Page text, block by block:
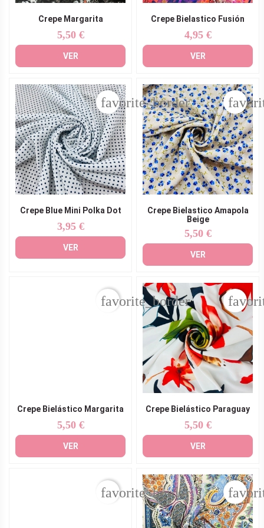
Crepe Margarita
Precio
5,50 €
VER
Crepe Bielastico Fusión
Precio
4,95 €
VER
Crepe Blue Mini Polka Dot
Precio
3,95 €
VER
favorite_border
Crepe Bielastico Amapola
Beige
Precio
5,50 €
VER
Crepe Bielástico Margarita
Precio
5,50 €
VER
favorite_border
Crepe Bielástico Paraguay
Precio
5,50 €
VER
favorite_border